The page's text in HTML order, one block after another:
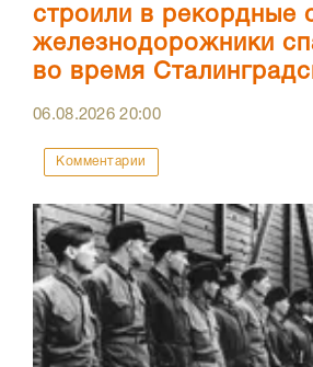
строили в рекордные
железнодорожники
во время
06.08.202620:00
Комментарии